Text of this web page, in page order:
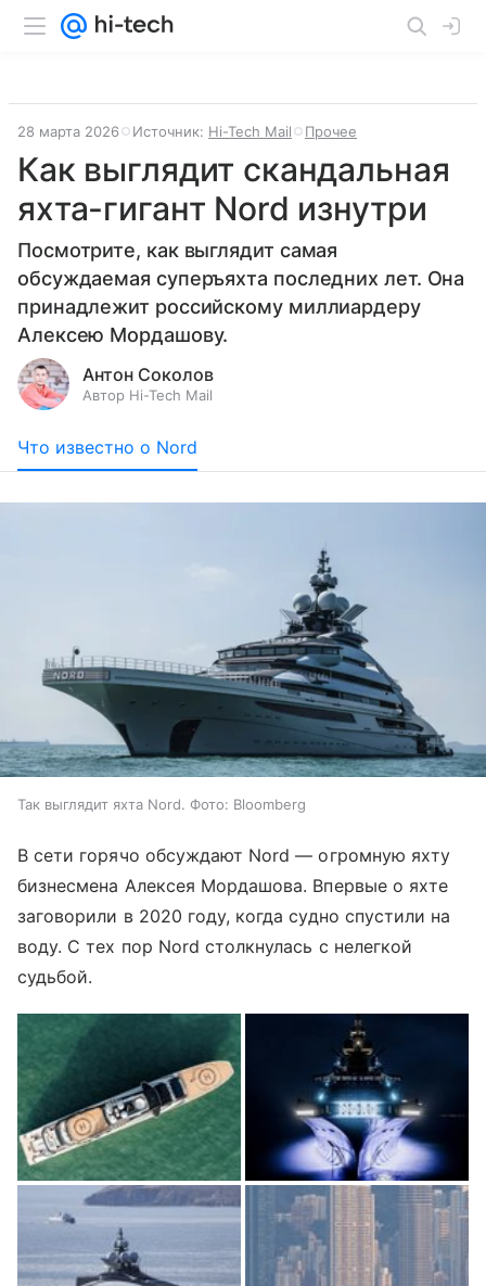
28 марта 2026 Источник: Hi-Tech Mail Прочее
Как выглядит скандальная
яхта-гигант Nord изнутри
Посмотрите, как выглядит самая
обсуждаемая суперъяхта последних лет. Она
принадлежит российскому миллиардеру
Алексею Мордашову.
Антон Соколов
Автор Hi-Tech Mail
Что известно о Nord
Так выглядит яхта Nord. Фото: Bloomberg
В сети горячо обсуждают Nord — огромную яхту
бизнесмена Алексея Мордашова. Впервые о яхте
заговорили в 2020 году, когда судно спустили на
воду. С тех пор Nord столкнулась с нелегкой
судьбой.